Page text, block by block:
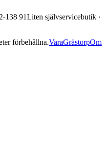
138 91Liten självservicebutik ·
förbehållna.VaraGrästorpOm